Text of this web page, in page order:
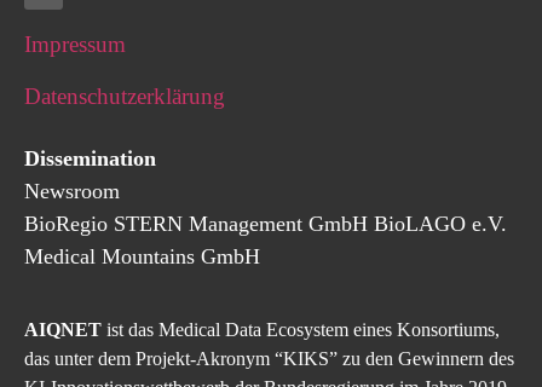
Impressum
Datenschutzerklärung
Dissemination
Newsroom
BioRegio STERN Management GmbH BioLAGO e.V.
Medical Mountains GmbH
AIQNET ist das Medical Data Ecosystem eines Konsortiums,
das unter dem Projekt-Akronym “KIKS” zu den Gewinnern des